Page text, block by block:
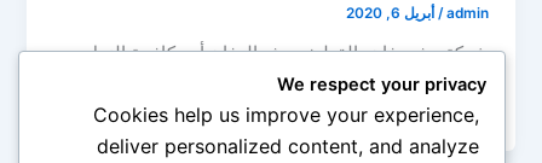
admin
/أبريل 6, 2020
شركة رش دفان بالقطيف رش الدفان أو مكافحة النمل
الأبيض من الحشرات التي إذا لم تكن مكافحتها من البداية
عند […]
We respect your privacy
Cookies help us improve your experience,
deliver personalized content, and analyze